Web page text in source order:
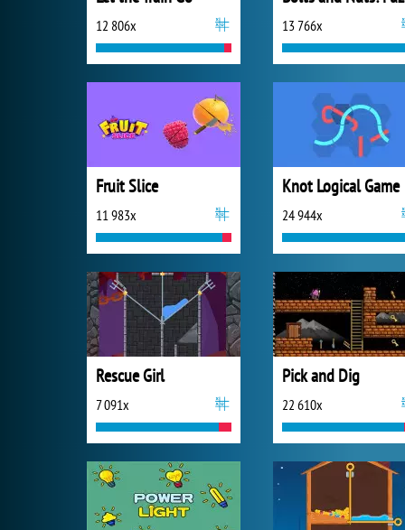
12 806x 13 766x
Fruit Slice
11 983x
Knot Logical Game
24 944x
Rescue Girl
7 091x
Pick and Dig
22 610x